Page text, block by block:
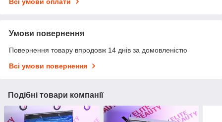
Умови повернення
Повернення товару впродовж 14 днів за домовленістю
Всі умови повернення
Подібні товари компанії